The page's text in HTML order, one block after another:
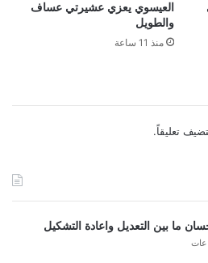
العيسوي يعزي عشيرتي عساف
والطويل
منذ 11 ساعة
تعليقاً.
ما بين التعديل واعادة التشكيل